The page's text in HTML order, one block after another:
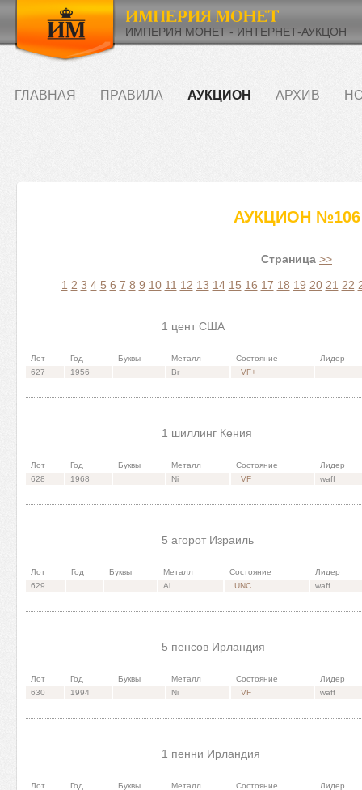
ИМПЕРИЯ МОНЕТ - ИНТЕРНЕТ-АУКЦОН
ГЛАВНАЯ ПРАВИЛА АУКЦИОН АРХИВ
АУКЦИОН №106
Страница >>
1 2 3 4 5 6 7 8 9 10 11 12 13 14 15 16 17 18 19 20 21 22
1 цент США
Лот Год Буквы Металл Состояние
Лидер
627
1956 Br VF+
1 шиллинг Кения
Лот Год Буквы Металл Состояние
Лидер
628
1968 Ni VF waff
5 агорот Израиль
Лот Год Буквы Металл Состояние
Лидер
629
Al UNC waff
5 пенсов Ирландия
Лот Год Буквы Металл Состояние
Лидер
630
1994 Ni VF waff
1 пенни Ирландия
Лот Год Буквы Металл Состояние
Лидер